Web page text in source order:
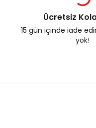
Ücretsiz
15 gün içinde iade
yok!